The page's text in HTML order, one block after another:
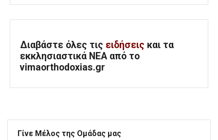
Διαβάστε όλες τις ειδήσεις και τα
εκκλησιαστικά ΝΕΑ από το
vimaorthodoxias.gr
Γίνε Μέλος της Ομάδας μας